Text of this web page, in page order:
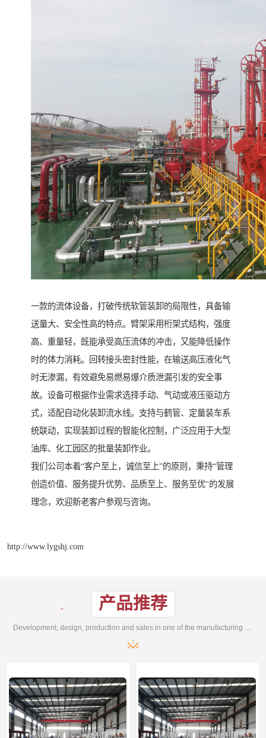
一款的流体设备，打破传统软管装卸的局限性，具备输
送量大、安全性高的特点。臂架采用桁架式结构，强度
高、重量轻，既能承受高压流体的冲击，又能降低操作
时的体力消耗。回转接头密封性能，在输送高压液化气
时无渗漏，有效避免易燃易爆介质泄漏引发的安全事
故。设备可根据作业需求选择手动、气动或液压驱动方
式，适配自动化装卸流水线。支持与鹤管、定量装车系
统联动，实现装卸过程的智能化控制，广泛应用于大型
油库、化工园区的批量装卸作业。
我们公司本着“客户至上，诚信至上”的原则，秉持“管理
创造价值、服务提升优势、品质至上、服务至优"的发展
理念，欢迎新老客户参观与咨询。
http://www.lygshj.com
产品推荐